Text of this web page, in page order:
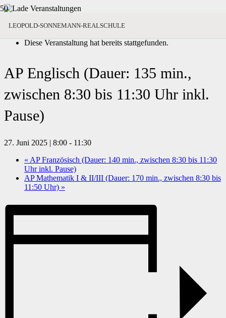
LEOPOLD-SONNEMANN-REALSCHULE
« Alle Veranstaltungen
Diese Veranstaltung hat bereits stattgefunden.
AP Englisch (Dauer: 135 min.,
zwischen 8:30 bis 11:30 Uhr inkl.
Pause)
27. Juni 2025 | 8:00 - 11:30
« AP Französisch (Dauer: 140 min., zwischen 8:30 bis 11:30
Uhr inkl. Pause)
AP Mathematik I & II/III (Dauer: 170 min., zwischen 8:30 bis
11:50 Uhr) »